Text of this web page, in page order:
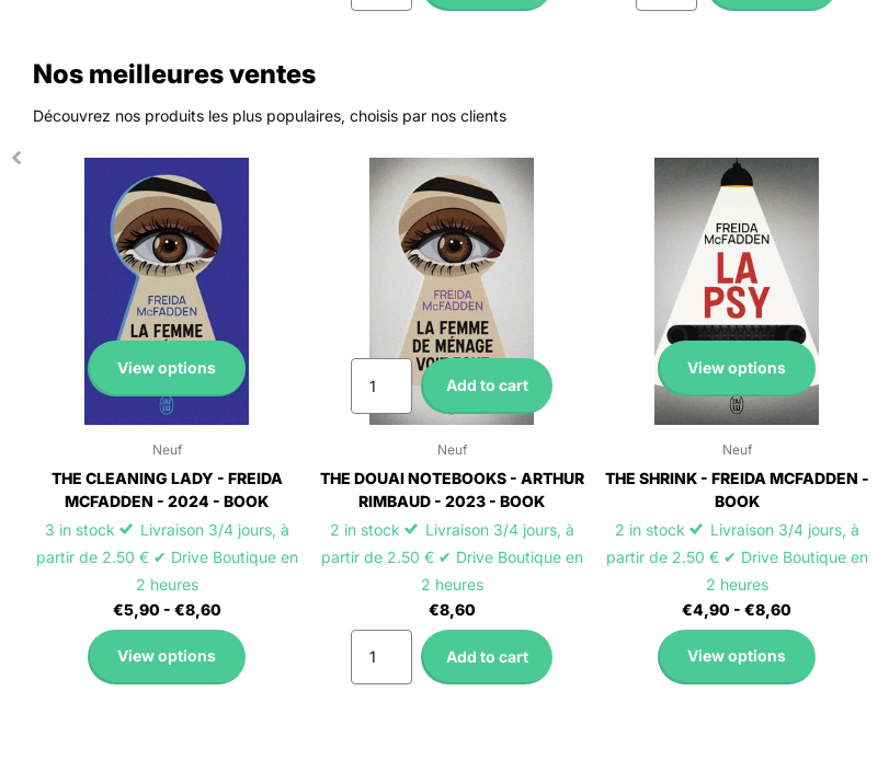
Nos meilleures ventes
Découvrez nos produits les plus populaires, choisis par nos clients
View options
Neuf
THE CLEANING LADY - FREIDA
MCFADDEN - 2024 - BOOK
3 in stock
Livraison 3/4 jours, à
partir de 2.50 € ✔ Drive Boutique en
2 heures
€5,90 - €8,60
View options
Add to cart
Neuf
THE DOUAI NOTEBOOKS - ARTHUR
RIMBAUD - 2023 - BOOK
2 in stock
Livraison 3/4 jours, à
partir de 2.50 € ✔ Drive Boutique en
2 heures
€8,60
Add to cart
View options
Neuf
THE SHRINK - FREIDA MCFADDEN -
BOOK
2 in stock
Livraison 3/4 jours, à
partir de 2.50 € ✔ Drive Boutique en
2 heures
€4,90 - €8,60
View options